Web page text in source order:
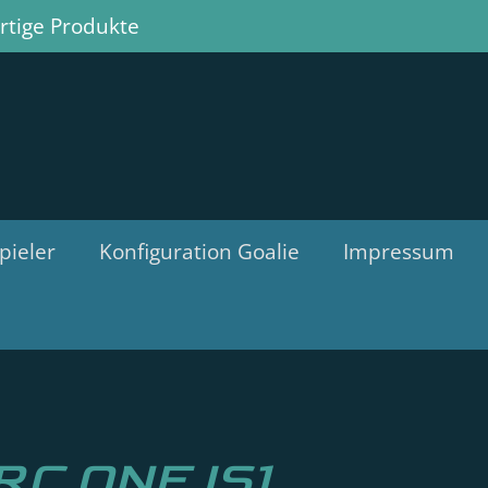
Produkte
Konfiguration Goalie Impressum